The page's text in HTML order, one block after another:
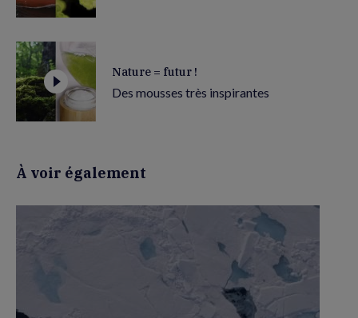
Nature = futur !
Des mousses très inspirantes
À voir également